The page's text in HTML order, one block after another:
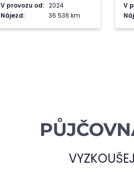
V provozu od: 2024
Nájezd:
36 536 km
V